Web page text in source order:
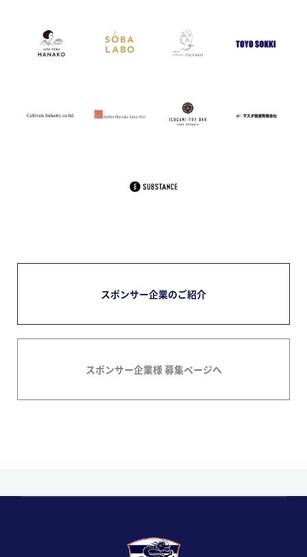
スポンサー企業のご紹介
スポンサー企業様 募集ページへ